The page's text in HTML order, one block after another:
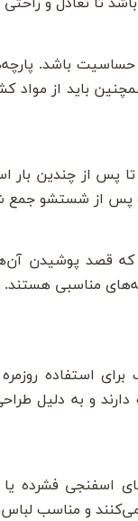
باشد.
باید از مواد
پس از چندین بار
از شستشو جمع
قصد پوشیدن
مناسبی هستند.
استفاده
و به دلیل
اسفنجی فشرده
می‌کنند و مناسب